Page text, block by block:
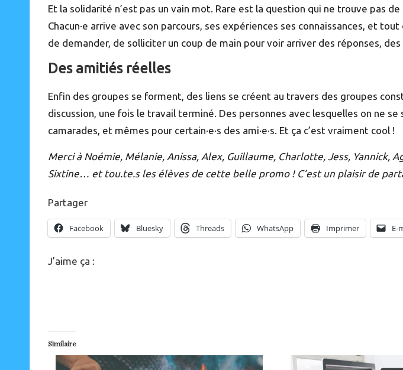
Et la solidarité n’est pas un vain mot. Rare est la question qui ne trouve pas
Chacun·e arrive avec son parcours, ses expériences ses connaissances, et
de demander, de solliciter un coup de main pour voir arriver des réponses, des
Des amitiés réelles
Enfin des groupes se forment, des liens se créent au travers des groupes
discussion, une fois le travail terminé. Des personnes avec lesquelles on ne
camarades, et mêmes pour certain·e·s des ami·e·s. Et ça c’est vraiment cool !
Merci à Noémie, Mélanie, Anissa, Alex, Guillaume, Charlotte, Jess, Yannick,
Sixtine… et tou.te.s les élèves de cette belle promo ! C’est un plaisir de
Partager
Facebook Bluesky Threads WhatsApp Imprimer E-
J’aime ça :
Similaire